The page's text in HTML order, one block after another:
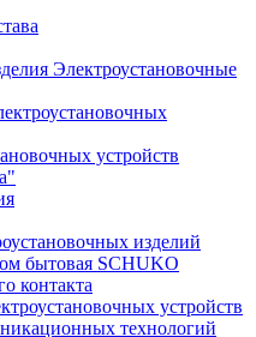
Электроустановочные
устройств
изделий
бытовая SCHUKO
контакта
устройств
технологий